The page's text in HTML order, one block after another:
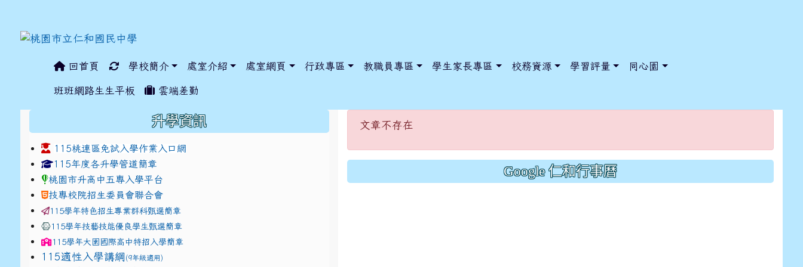
回首頁 學校簡介 處室介紹 處室網頁 行政專區 教職員專區 學生家長專區 校務資源 學習評量 同心園
班班網路生生平板 雲端差勤
文章不存在
文章不存在
Google 仁和行事曆
升學資訊
115桃連區免試入學作業入口網
link to https://www.jhjhs.tyc.edu.tw/modules/tadnews/index.php?nsn=5425
115年度各升學管道簡章link to http://tyc.entry.edu.tw/NoExamImitate_TL/NoExamImitateHome/Page/Public/ChooseSys?s=05 style=font-size: 1rem; background-
link to http://tyc.entry.edu.tw/NoExamImitate_TL/NoExamImitateHome/Page/Public/ChooseSys?s=05 style=font-size: 1rem; background-
桃園市升高中五專入學平台
技專校院招生委員會聯合會
115學年特色招生專業群科甄選簡章
115學年技藝技能優良學生甄選簡章
115學年大園國際高中特招入學簡章
115適性入學講綱 (9年級適用)